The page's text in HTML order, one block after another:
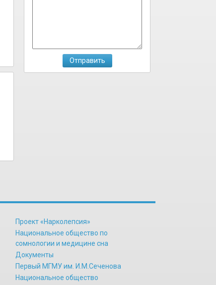
Проект «Нарколепсия»
Национальное общество по
сомнологии и медицине сна
Документы
Первый МГМУ им. И.М.Сеченова
Национальное общество